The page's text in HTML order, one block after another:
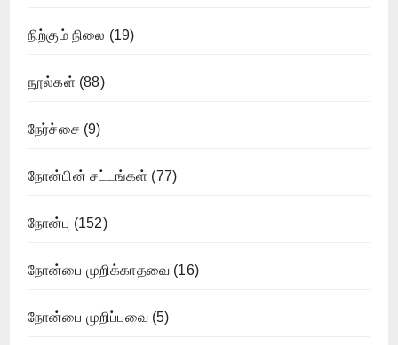
நிற்கும் நிலை (19)
நூல்கள் (88)
நேர்ச்சை (9)
நோன்பின் சட்டங்கள் (77)
நோன்பு (152)
நோன்பை முறிக்காதவை (16)
நோன்பை முறிப்பவை(5)